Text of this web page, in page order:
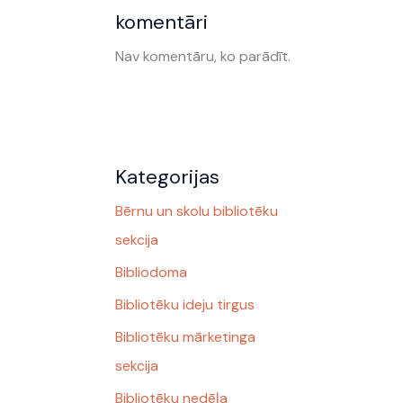
komentāri
Nav komentāru, ko parādīt.
Kategorijas
Bērnu un skolu bibliotēku
sekcija
Bibliodoma
Bibliotēku ideju tirgus
Bibliotēku mārketinga
sekcija
Bibliotēku nedēļa